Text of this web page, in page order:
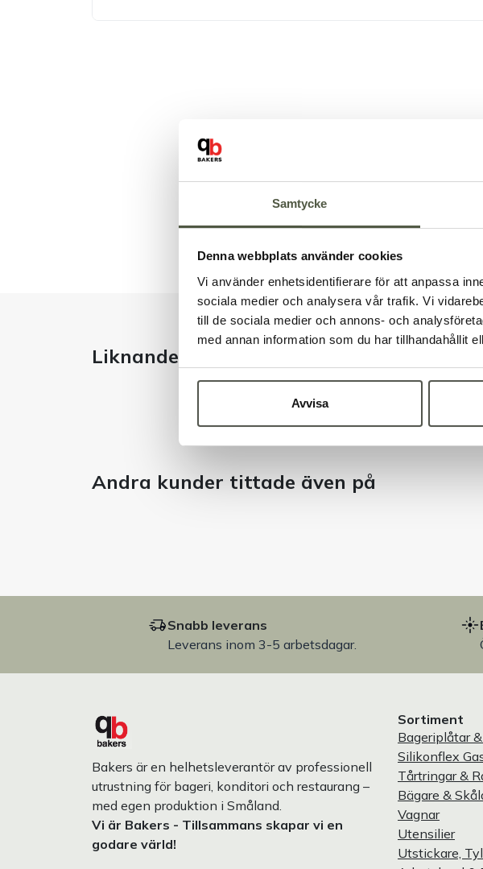
Samtycke
Denna webbplats använder cookies
Vi använder enhetsidentifierare för att anpassa
sociala medier och analysera vår trafik. Vi
till de sociala medier och annons- och
med annan information som du har tillhandahållit
Avvisa
Liknande produkter
Andra kunder tittade även på
Snabb leverans
Leverans inom 3-5 arbetsdagar.
Bakers är en helhetsleverantör av professionell
utrustning för bageri, konditori och restaurang –
med egen produktion i Småland.
Vi är Bakers - Tillsammans skapar vi en
godare värld!
Sortiment
Bageriplåtar
Silikonflex
Tårtringar &
Bägare &
Vagnar
Utensilier
Utstickare,
Handlar
Fortsätt som